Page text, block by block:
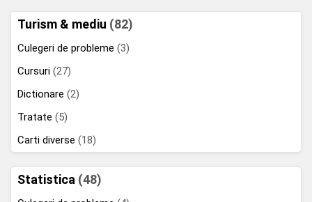
Turism & mediu (82)
Culegeri de probleme (3)
Cursuri (27)
Dictionare (2)
Tratate (5)
Carti diverse (18)
Statistica (48)